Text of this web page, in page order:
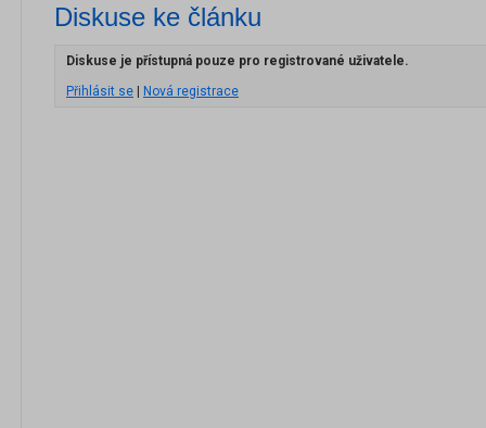
Diskuse ke článku
Diskuse je přístupná pouze pro registrované uživatele.
Přihlásit se | Nová registrace